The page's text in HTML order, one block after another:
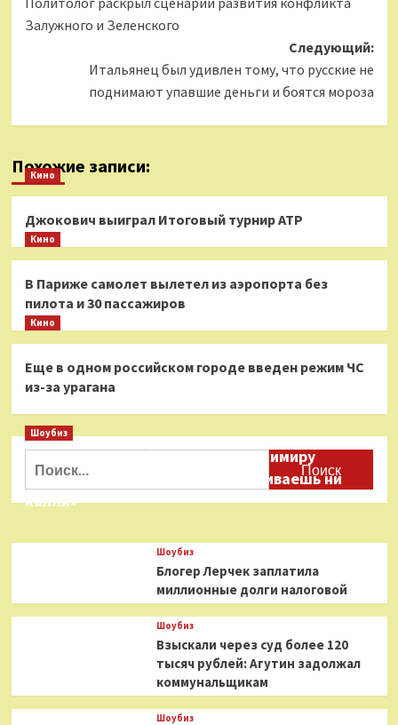
записи
Залужного и Зеленского
Следующий:
Итальянец был удивлен тому, что русские не
поднимают упавшие деньги и боятся мороза
Похожие записи:
Кино
Джокович выиграл Итоговый турнир ATP
Кино
В Париже самолет вылетел из аэропорта без
пилота и 30 пассажиров
Кино
Еще в одном российском городе введен режим ЧС
из-за урагана
Шоубиз
Даня Милохин обратился к Владимиру
Соловьеву: «Ты меня не расстраиваешь ни
капли»
Шоубиз
Блогер Лерчек заплатила
миллионные долги налоговой
Шоубиз
Взыскали через суд более 120
тысяч рублей: Агутин задолжал
коммунальщикам
Шоубиз